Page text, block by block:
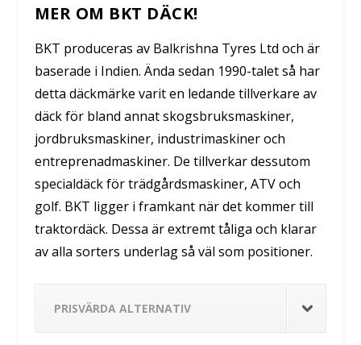
MER OM BKT DÄCK!
BKT produceras av Balkrishna Tyres Ltd och är
baserade i Indien. Ända sedan 1990-talet så har
detta däckmärke varit en ledande tillverkare av
däck för bland annat skogsbruksmaskiner,
jordbruksmaskiner, industrimaskiner och
entreprenadmaskiner. De tillverkar dessutom
specialdäck för trädgårdsmaskiner, ATV och
golf. BKT ligger i framkant när det kommer till
traktordäck. Dessa är extremt tåliga och klarar
av alla sorters underlag så väl som positioner.
PRISVÄRDA ALTERNATIV